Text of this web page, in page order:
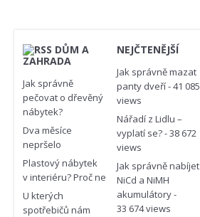
DŮM A
ZAHRADA
Jak správně
pečovat o dřevěný
nábytek?
Dva měsíce
nepršelo
Plastový nábytek
v interiéru? Proč ne
U kterých
spotřebičů nám
NEJČTENĚJŠÍ
Jak správně mazat
panty dveří- 41 085
views
Nářadí z Lidlu –
vyplatí se?- 38 672
views
Jak správně nabíjet
NiCd a NiMH
akumulátory-
33 674 views